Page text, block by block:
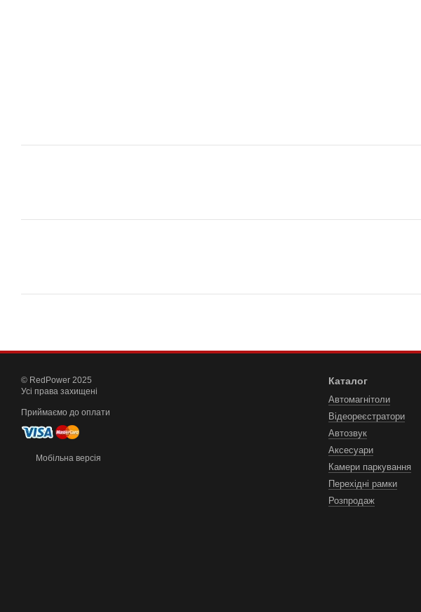
© RedPower 2025
Усі права захищені
Приймаємо до оплати
Мобільна версія
Каталог
Автомагнітоли
Відеореєстратори
Автозвук
Аксесуари
Камери паркування
Перехідні рамки
Розпродаж